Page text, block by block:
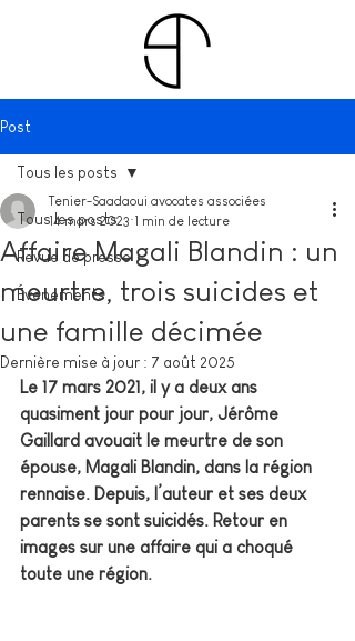
Post
Tous les posts
Revue de presse
Évènements
Tous les posts
Affaire Magali Blandin : un
meurtre, trois suicides et
une famille décimée
Tenier-Saadaoui avocates associées
14 mars 2023 1 min de lecture
Dernière mise à jour : 7 août 2025
Le 17 mars 2021, il y a deux ans
quasiment jour pour jour, Jérôme
Gaillard avouait le meurtre de son
épouse, Magali Blandin, dans la région
rennaise. Depuis, l’auteur et ses deux
parents se sont suicidés. Retour en
images sur une affaire qui a choqué
toute une région.